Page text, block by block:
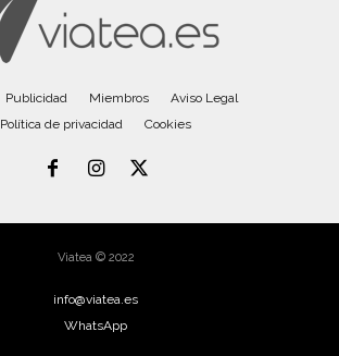
Publicidad Miembros
Aviso Legal
Política de privacidad
Cookies
Viatea © 2022
info@viatea.es
WhatsApp